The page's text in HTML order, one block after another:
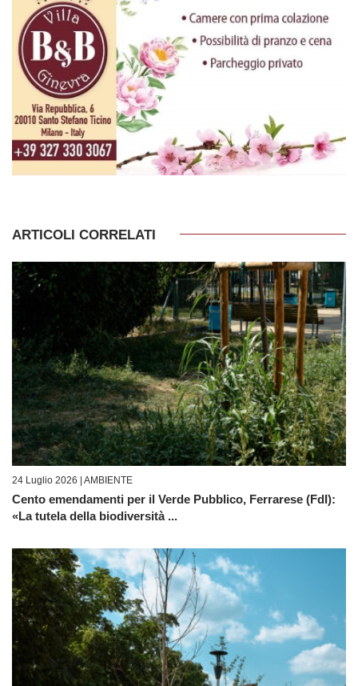
ARTICOLI CORRELATI
24 Luglio 2026 | AMBIENTE
Cento emendamenti per il Verde Pubblico, Ferrarese (FdI):
«La tutela della biodiversità ...